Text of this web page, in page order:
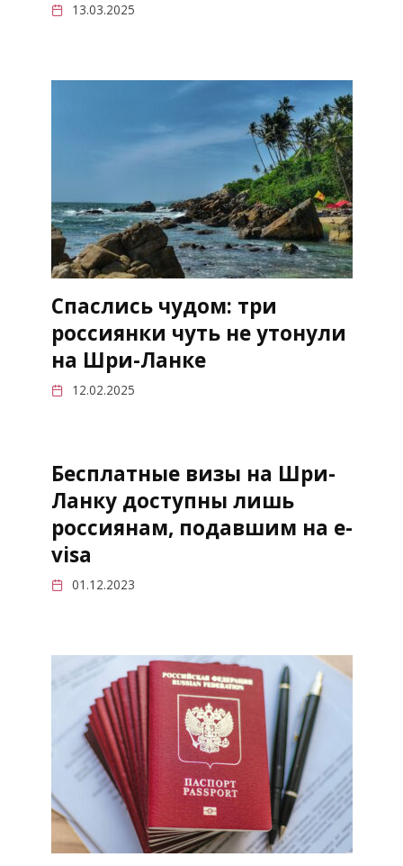
13.03.2025
Спаслись чудом: три
россиянки чуть не утонули
на Шри-Ланке
12.02.2025
Бесплатные визы на Шри-
Ланку доступны лишь
россиянам, подавшим на e-
visa
01.12.2023